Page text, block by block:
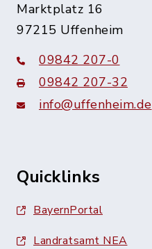
Marktplatz 16
97215 Uffenheim
09842 207-0
09842 207-32
info@uffenheim.de
Quicklinks
BayernPortal
Landratsamt NEA